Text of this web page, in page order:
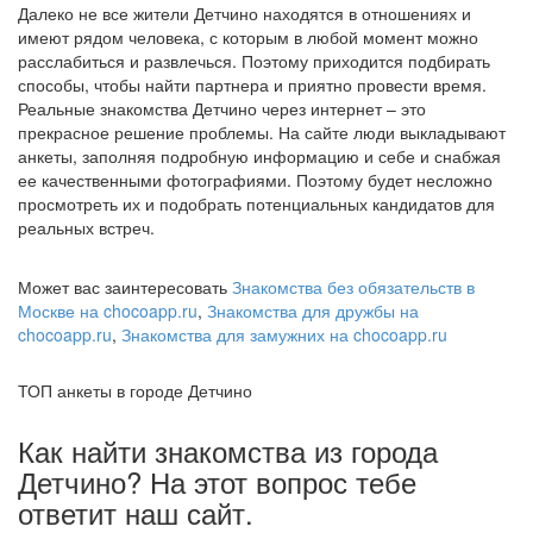
Далеко не все жители Детчино находятся в отношениях и
имеют рядом человека, с которым в любой момент можно
расслабиться и развлечься. Поэтому приходится подбирать
способы, чтобы найти партнера и приятно провести время.
Реальные знакомства Детчино через интернет – это
прекрасное решение проблемы. На сайте люди выкладывают
анкеты, заполняя подробную информацию и себе и снабжая
ее качественными фотографиями. Поэтому будет несложно
просмотреть их и подобрать потенциальных кандидатов для
реальных встреч.
Может вас заинтересовать Знакомства без обязательств в
Москве на chocoapp.ru, Знакомства для дружбы на
chocoapp.ru, Знакомства для замужних на chocoapp.ru
ТОП анкеты в городе Детчино
Как найти знакомства из города
Детчино? На этот вопрос тебе
ответит наш сайт.